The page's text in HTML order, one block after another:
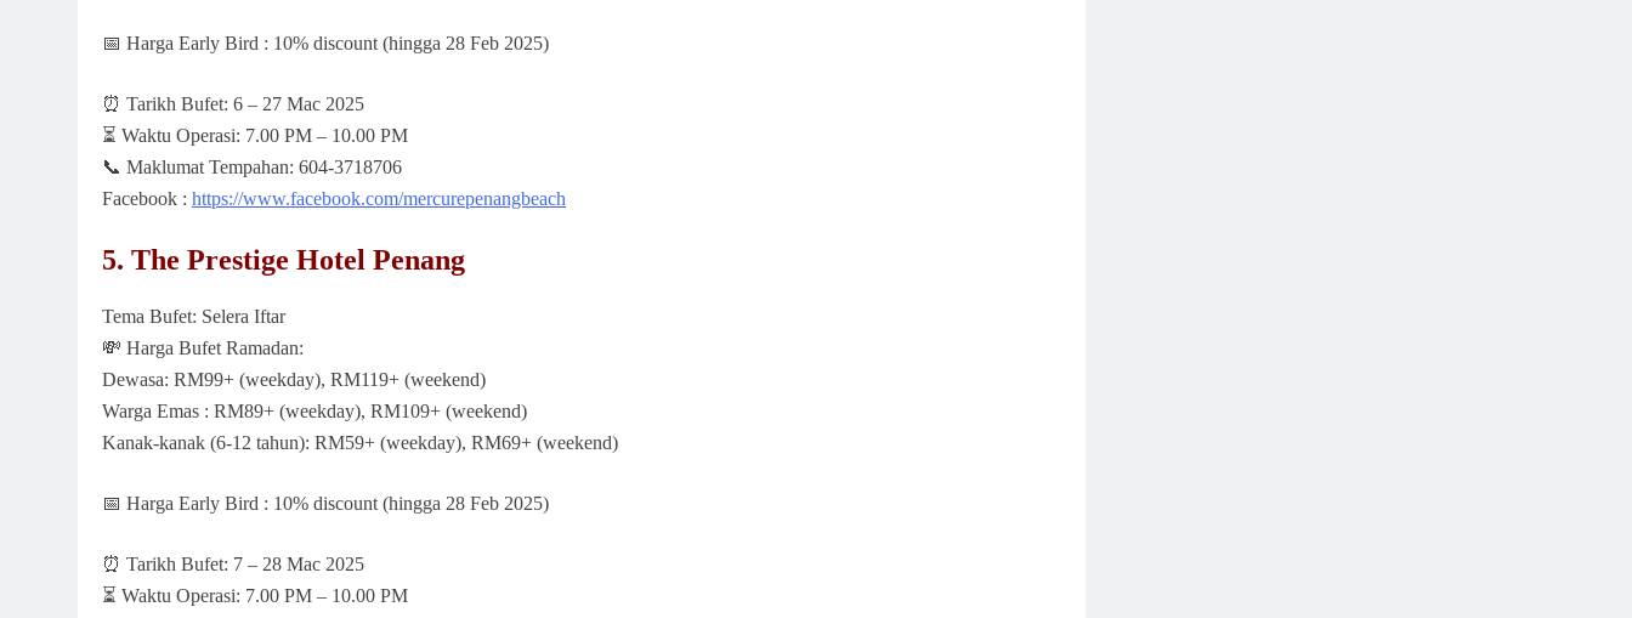
📅 Harga Early Bird : 10% discount (hingga 28 Feb 2025)
⏰ Tarikh Bufet: 6 – 27 Mac 2025
⏳ Waktu Operasi: 7.00 PM – 10.00 PM
📞 Maklumat Tempahan: 604-3718706
Facebook : https://www.facebook.com/mercurepenangbeach
5. The Prestige Hotel Penang
Tema Bufet: Selera Iftar
💸 Harga Bufet Ramadan:
Dewasa: RM99+ (weekday), RM119+ (weekend)
Warga Emas : RM89+ (weekday), RM109+ (weekend)
Kanak-kanak (6-12 tahun): RM59+ (weekday), RM69+ (weekend)
📅 Harga Early Bird : 10% discount (hingga 28 Feb 2025)
⏰ Tarikh Bufet: 7 – 28 Mac 2025
⏳ Waktu Operasi: 7.00 PM – 10.00 PM